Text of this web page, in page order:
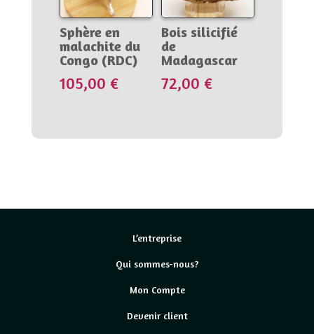
Sphère en
malachite du
Congo (RDC)
105,00 €
Bois silicifié
de
Madagascar
72,00 €
L’entreprise
Qui sommes-nous?
Mon Compte
Devenir client